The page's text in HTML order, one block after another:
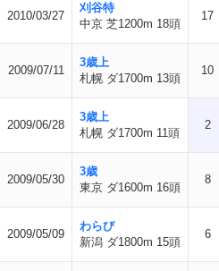
2010/03/27
刈谷特
中京 芝1200m 18頭
17
2009/07/11
3歳上
札幌 ダ1700m 13頭
10
2009/06/28
3歳上
札幌 ダ1700m 11頭
2
2009/05/30
3歳
東京 ダ1600m 16頭
8
2009/05/09
わらび
新潟 ダ1800m 15頭
6